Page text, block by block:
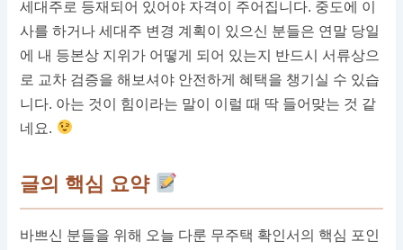
세대주로 등재되어 있어야 자격이 주어집니다. 중도에 이
사를 하거나 세대주 변경 계획이 있으신 분들은 연말 당일
에 내 등본상 지위가 어떻게 되어 있는지 반드시 서류상으
로 교차 검증을 해보셔야 안전하게 혜택을 챙기실 수 있습
니다. 아는 것이 힘이라는 말이 이럴 때 딱 들어맞는 것 같
네요.
글의 핵심 요약
바쁘신 분들을 위해 오늘 다룬 무주택 확인서의 핵심 포인